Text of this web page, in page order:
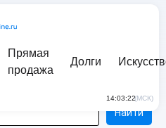
Прямая
продажа
Долги
14:03:22(МСК)
Найти